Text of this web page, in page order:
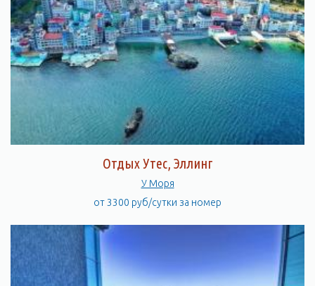
Отдых Утес, Эллинг
У Моря
от 3300 руб/сутки за номер